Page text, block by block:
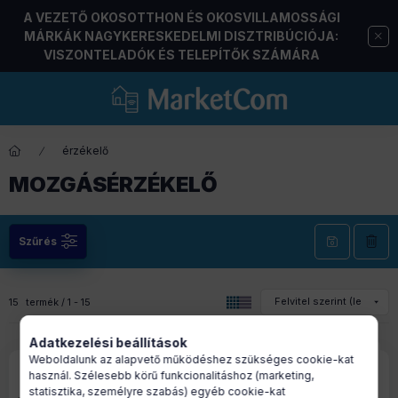
A VEZETŐ OKOSOTTHON ÉS OKOSVILLAMOSSÁGI
MÁRKÁK NAGYKERESKEDELMI DISZTRIBÚCIÓJA:
VISZONTELADÓK ÉS TELEPÍTŐK SZÁMÁRA
érzékelő
MOZGÁSÉRZÉKELŐ
Szűrés
15 termék 1 15
Adatkezelési beállítások
Weboldalunk az alapvető működéshez szükséges cookie-kat
használ. Szélesebb körű funkcionalitáshoz (marketing,
statisztika, személyre szabás) egyéb cookie-kat